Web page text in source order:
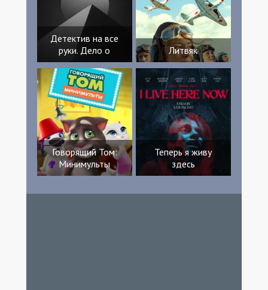
Детектив на все
руки. Дело о
Литвяк
Говорящий Том:
Минимульты
Теперь я живу
здесь